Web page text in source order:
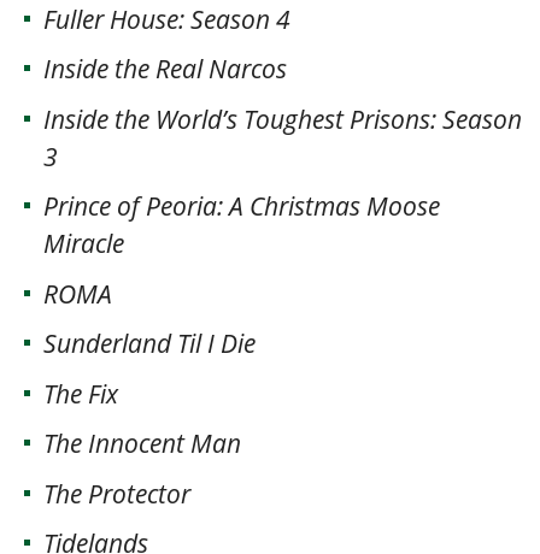
Fuller House: Season 4
Inside the Real Narcos
Inside the World’s Toughest Prisons: Season
3
Prince of Peoria: A Christmas Moose
Miracle
ROMA
Sunderland Til I Die
The Fix
The Innocent Man
The Protector
Tidelands